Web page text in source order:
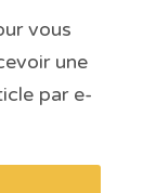
vous
une
par e-